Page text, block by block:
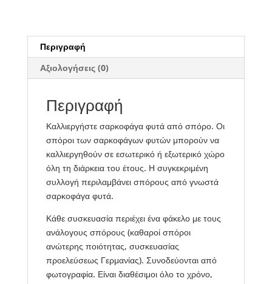
Περιγραφή
Αξιολογήσεις (0)
Περιγραφή
Καλλιεργήστε σαρκοφάγα φυτά από σπόρο. Οι
σπόροι των σαρκοφάγων φυτών μπορούν να
καλλιεργηθούν σε εσωτερικό ή εξωτερικό χώρο
όλη τη διάρκεια του έτους. Η συγκεκριμένη
συλλογή περιλαμβάνει σπόρους από γνωστά
σαρκοφάγα φυτά.
Κάθε συσκευασία περιέχει ένα φάκελο με τους
ανάλογους σπόρους (καθαροί σπόροι
ανώτερης ποιότητας, συσκευασίας
προελεύσεως Γερμανίας). Συνοδεύονται από
φωτογραφία. Είναι διαθέσιμοι όλο το χρόνο,